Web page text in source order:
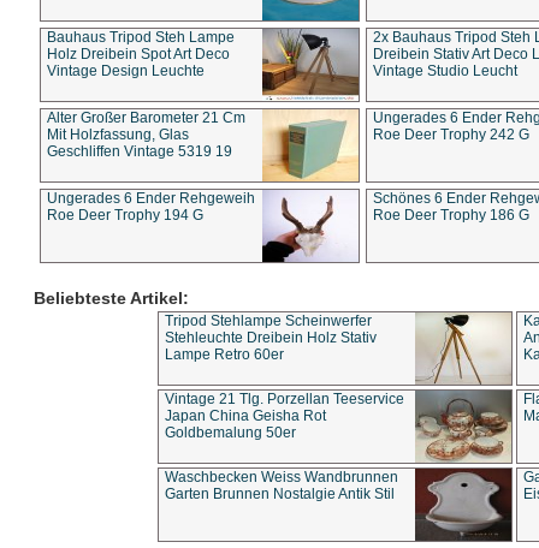
Bauhaus Tripod Steh Lampe
Holz Dreibein Spot Art Deco
Vintage Design Leuchte
2x Bauhaus Tripod Steh
Dreibein Stativ Art Deco
Vintage Studio Leucht
Alter Großer Barometer 21 Cm
Mit Holzfassung, Glas
Geschliffen Vintage 5319 19
Ungerades 6 Ender
Roe Deer Trophy 242 G
Ungerades 6 Ender Rehgeweih
Roe Deer Trophy 194 G
Schönes 6 Ender
Roe Deer Trophy 186 G
Beliebteste Artikel:
Tripod Stehlampe Scheinwerfer
Stehleuchte Dreibein Holz Stativ
Lampe Retro 60er
Vintage 21 Tlg. Porzellan Teeservice
Japan China Geisha Rot
Goldbemalung 50er
Waschbecken Weiss Wandbrunnen
Garten Brunnen Nostalgie Antik Stil